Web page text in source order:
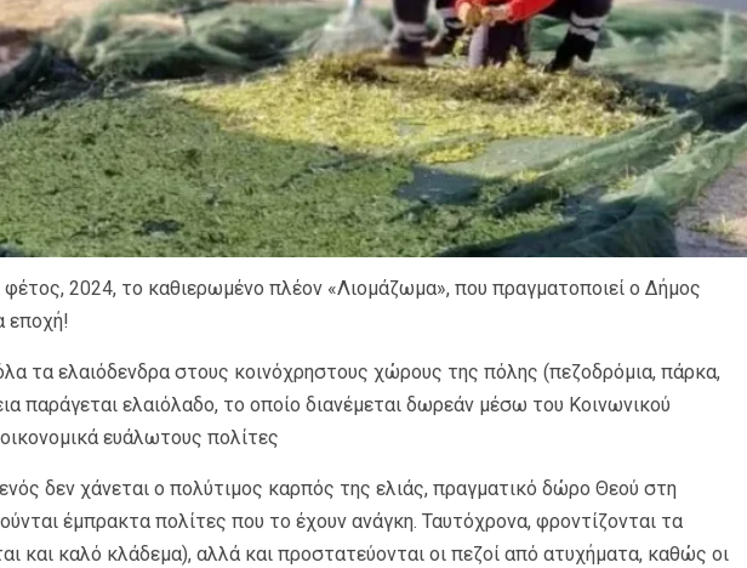
φέτος, 2024, το καθιερωμένο πλέον «Λιομάζωμα», που πραγματοποιεί ο Δήμος
εποχή!
τα ελαιόδενδρα στους κοινόχρηστους χώρους της πόλης (πεζοδρόμια, πάρκα,
παράγεται ελαιόλαδο, το οποίο διανέμεται δωρεάν μέσω του Κοινωνικού
ευάλωτους πολίτες
δεν χάνεται ο πολύτιμος καρπός της ελιάς, πραγματικό δώρο Θεού στη
έμπρακτα πολίτες που το έχουν ανάγκη. Ταυτόχρονα, φροντίζονται τα
και καλό κλάδεμα), αλλά και προστατεύονται οι πεζοί από ατυχήματα, καθώς οι